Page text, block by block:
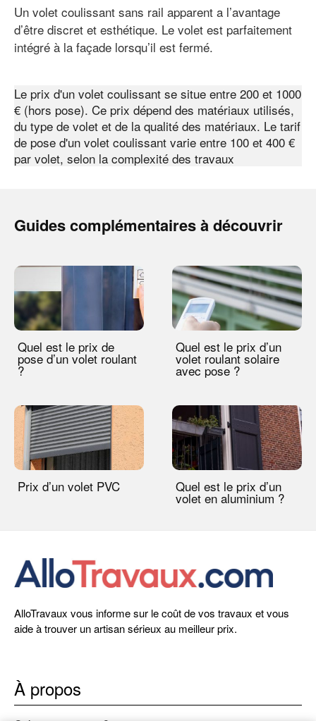
Un volet coulissant sans rail apparent a l’avantage
d’être discret et esthétique. Le volet est parfaitement
intégré à la façade lorsqu’il est fermé.
Le prix d'un volet coulissant se situe entre 200 et 1000
€ (hors pose). Ce prix dépend des matériaux utilisés,
du type de volet et de la qualité des matériaux. Le tarif
de pose d'un volet coulissant varie entre 100 et 400 €
par volet, selon la complexité des travaux
Guides complémentaires à découvrir
Quel est le prix de
pose d’un volet roulant
?
Quel est le prix d’un
volet roulant solaire
avec pose ?
Prix d’un volet PVC Quel est le prix d’un
volet en aluminium ?
AlloTravaux vous informe sur le coût de vos travaux et vous
aide à trouver un artisan sérieux au meilleur prix.
À propos